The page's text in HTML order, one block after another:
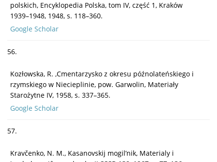
polskich, Encyklopedia Polska, tom IV, część 1, Kraków
1939–1948, 1948, s. 118–360.
Google Scholar
56.
Kozłowska, R. ,Cmentarzysko z okresu późnolateńskiego i
rzymskiego w Niecieplinie, pow. Garwolin, Materiały
Starożytne IV, 1958, s. 337–365.
Google Scholar
57.
Kravčenko, N. M., Kasanovskij mogil’nik, Materialy i